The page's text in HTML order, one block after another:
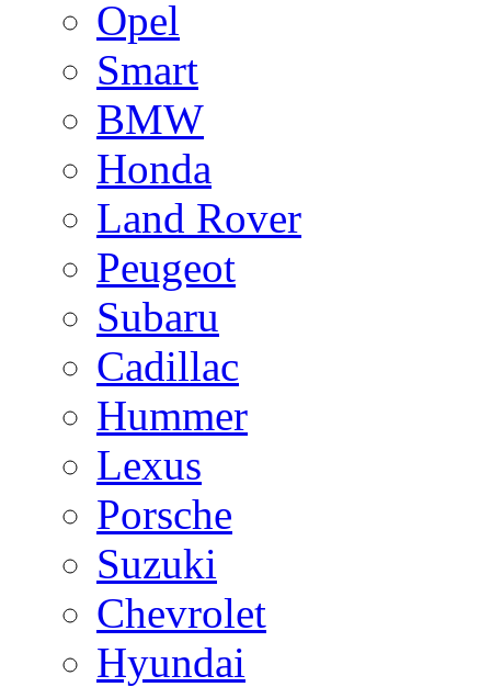
Opel
Smart
BMW
Honda
Land Rover
Peugeot
Subaru
Cadillac
Hummer
Lexus
Porsche
Suzuki
Chevrolet
Hyundai